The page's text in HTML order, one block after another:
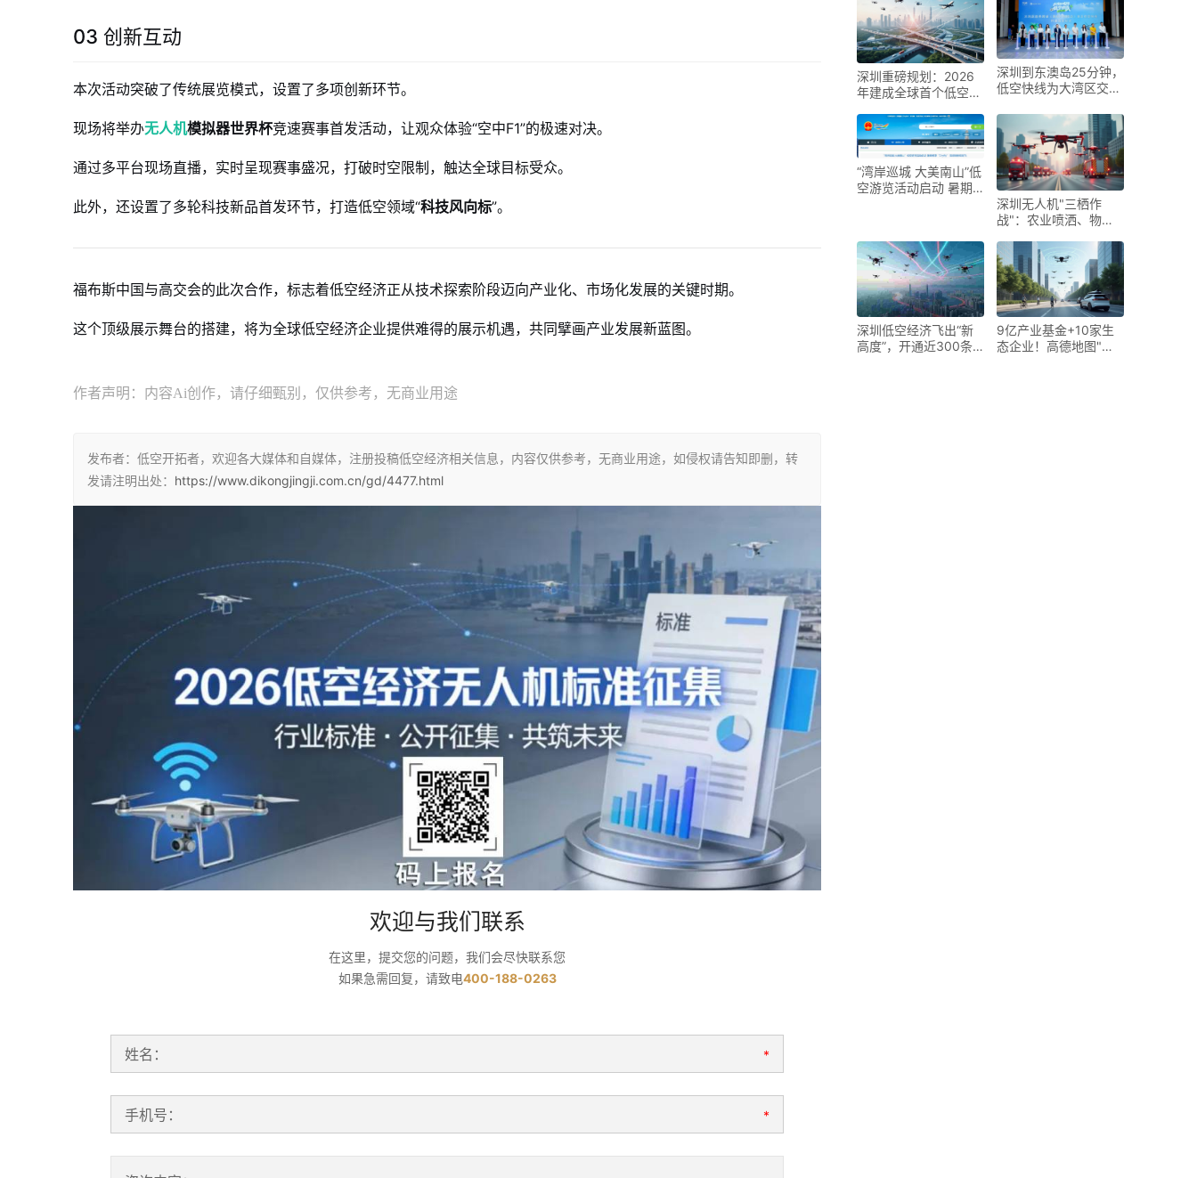
03 创新互动
本次活动突破了传统展览模式，设置了多项创新环节。
现场将举办无人机模拟器世界杯竞速赛事首发活动，让观众体验“空中F1”的极速对决。
通过多平台现场直播，实时呈现赛事盛况，打破时空限制，触达全球目标受众。
此外，还设置了多轮科技新品首发环节，打造低空领域“科技风向标”。
福布斯中国与高交会的此次合作，标志着低空经济正从技术探索阶段迈向产业化、市场化发展的关键时期。
这个顶级展示舞台的搭建，将为全球低空经济企业提供难得的展示机遇，共同擘画产业发展新蓝图。
作者声明：内容Ai创作，请仔细甄别，仅供参考，无商业用途
发布者：低空开拓者，欢迎各大媒体和自媒体，注册投稿低空经济相关信息，内容仅供参考，无商业用途，如侵权请告知即删，转
发请注明出处： https://www.dikongjingji.com.cn/gd/4477.html
欢迎与我们联系
在这里，提交您的问题，我们会尽快联系您
如果急需回复，请致电400-188-0263
姓名： *
手机号： *
深圳重磅规划：2026
年建成全球首个低空智
球低空经济第一城"
深圳到东澳岛25分钟，
低空快线为大湾区交通
“湾岸巡城 大美南山”低
空游览活动启动 暑期
深圳无人机"三栖作
战"：农业喷洒、物流
深圳低空经济飞出“新
高度”，开通近300条
9亿产业基金+10家生
态企业！高德地图"空